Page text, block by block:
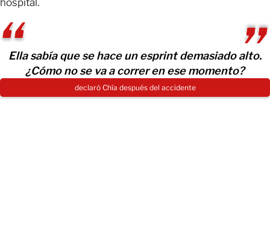
Ella sabía que se hace un esprint demasiado alto.
¿Cómo no se va a correr en ese momento?
declaró Chía después del accidente